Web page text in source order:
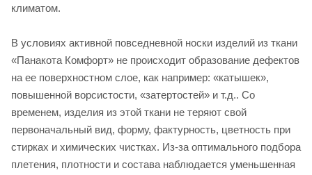
климатом.
В условиях активной повседневной носки изделий из ткани
«Панакота Комфорт» не происходит образование дефектов
на ее поверхностном слое, как например: «катышек»,
повышенной ворсистости, «затертостей» и т.д.. Со
временем, изделия из этой ткани не теряют свой
первоначальный вид, форму, фактурность, цветность при
стирках и химических чистках. Из-за оптимального подбора
плетения, плотности и состава наблюдается уменьшенная